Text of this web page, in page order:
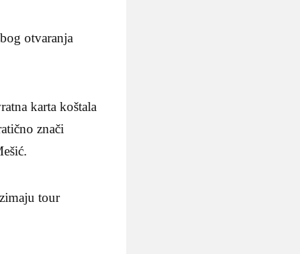
otvaranja
karta koštala
znači
tour